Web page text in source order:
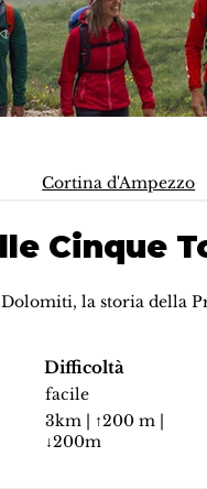
Cortina d'Ampezzo
Cinque
la storia della
Difficoltà
facile
3km | ↑200 m |
↓200m